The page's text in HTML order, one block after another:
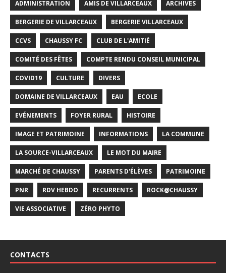
ADMINISTRATION AMIS DE VILLARCEAUX ARCHIVES
BERGERIE DE VILLARCEAUX BERGERIE VILLARCEAUX
CCVS CHAUSSY FC CLUB DE L'AMITIÉ
COMITÉ DES FÊTES COMPTE RENDU CONSEIL MUNICIPAL
COVID19 CULTURE DIVERS
DOMAINE DE VILLARCEAUX EAU ECOLE
EVÉNEMENTS FOYER RURAL HISTOIRE
IMAGE ET PATRIMOINE INFORMATIONS LA COMMUNE
LA SOURCE-VILLARCEAUX LE MOT DU MAIRE
MARCHÉ DE CHAUSSY PARENTS D'ÉLÈVES PATRIMOINE
PNR RDV HEBDO RECURRENTS ROCK@CHAUSSY
VIE ASSOCIATIVE ZÉRO PHYTO
CONTACTS